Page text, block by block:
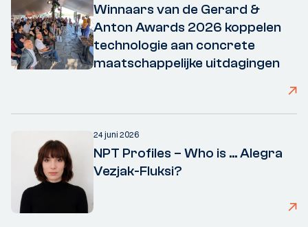
Winnaars van de Gerard &
Anton Awards 2026 koppelen
technologie aan concrete
maatschappelijke uitdagingen
24 juni 2026
NPT Profiles – Who is ... Alegra
Vezjak-Fluksi?